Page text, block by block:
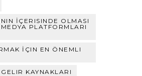
İÇERISINDE OLMASI
PLATFORMLARI
İÇIN EN ÖNEMLI
KAYNAKLARI